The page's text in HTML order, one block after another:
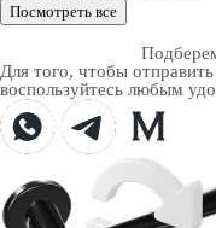
Посмотреть все
Для того, чтобы
воспользуйтесь любым